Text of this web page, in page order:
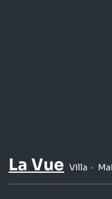
La Vue Villa